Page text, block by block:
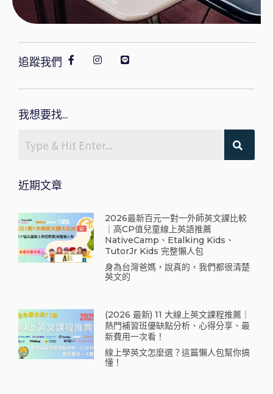
追蹤我們
我想要找...
近期文章
2026最新百元一對一外師英文課比較
｜高CP值兒童線上英語推薦
NativeCamp、Etalking Kids、
TutorJr Kids 完整懶人包
身為台灣爸媽，說真的，我們都很清楚
英文的
(2026 最新) 11 大線上英文課程推薦｜
熱門補習班優缺點分析、心得分享、最
新費用一次看！
線上學英文怎麼選？這篇懶人包幫你搞
懂！